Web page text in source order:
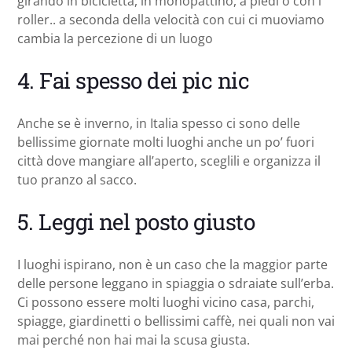
roller.. a seconda della velocità con cui ci muoviamo
cambia la percezione di un luogo
4. Fai spesso dei pic nic
Anche se è inverno, in Italia spesso ci sono delle
bellissime giornate molti luoghi anche un po’ fuori
città dove mangiare all’aperto, sceglili e organizza il
tuo pranzo al sacco.
5. Leggi nel posto giusto
I luoghi ispirano, non è un caso che la maggior parte
delle persone leggano in spiaggia o sdraiate sull’erba.
Ci possono essere molti luoghi vicino casa, parchi,
spiagge, giardinetti o bellissimi caffè, nei quali non vai
mai perché non hai mai la scusa giusta.